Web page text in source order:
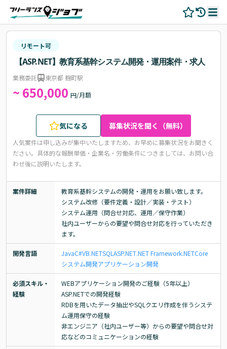
リモート可
【ASP.NET】教育系基幹システム開発・運用案件・求人
業務委託 東京都 麹町駅
~ 650,000 円/月額
気になる 募集状況を聞く（無料）
人気案件は申し込みが集中いたしますため、お早めに募集状況をお聞きく
ださい。 具体的な報酬単価・企業名・労働条件につきましては、お問い合
わせ後に説明いたします。
案件詳細
教育系基幹システムの開発・運用をお願い致します。
システム改修（要件定義・設計／実装・テスト）
システム運用（問合せ対応、運用／保守作業）
社内ユーザーからの要望や問合せ対応を行っていただき
ます。
開発言語 JavaC#VB.NETSQL ASP.NET.NET Framework.NETCore
システム開発アプリケーション開発
必須スキル・
経験
WEBアプリケーション開発のご経験（5年以上）
ASP.NETでの開発経験
RDBを用いたデータ抽出やSQLクエリ作成を伴うシステ
ム運用保守の経験
非エンジニア（社内ユーザー等）からの要望や問合せ対
応などのコミュニケーションの経験